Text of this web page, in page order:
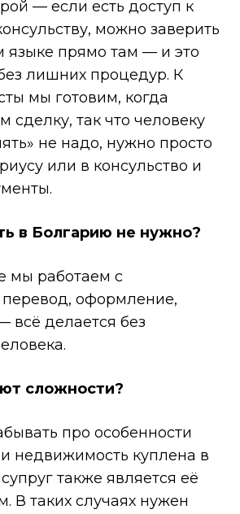
— если есть доступ к
можно заверить
языке прямо там — и это
лишних процедур. К
мы готовим, когда
сделку, так что человеку
не надо, нужно просто
или в консульство и
в Болгарию не нужно?
мы работаем с
оформление,
всё делается без
сложности?
про особенности
недвижимость куплена в
также является её
В таких случаях нужен